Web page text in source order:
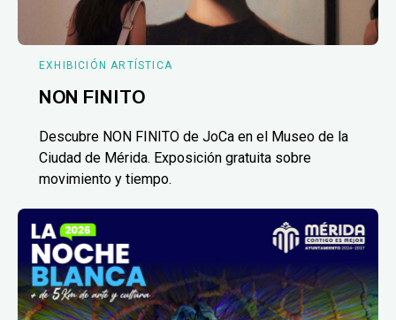
EXHIBICIÓN ARTÍSTICA
NON FINITO
Descubre NON FINITO de JoCa en el Museo de la
Ciudad de Mérida. Exposición gratuita sobre
movimiento y tiempo.